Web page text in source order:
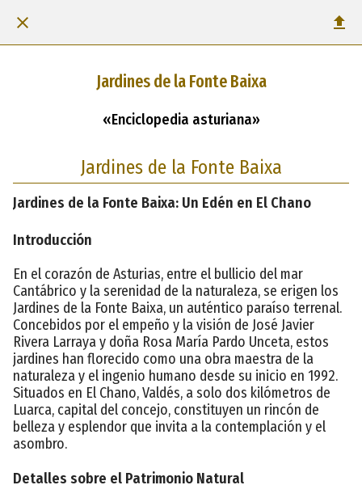
Jardines de la Fonte Baixa
«Enciclopedia asturiana»
Jardines de la Fonte Baixa
Jardines de la Fonte Baixa: Un Edén en El Chano
Introducción
En el corazón de Asturias, entre el bullicio del mar
Cantábrico y la serenidad de la naturaleza, se erigen los
Jardines de la Fonte Baixa, un auténtico paraíso terrenal.
Concebidos por el empeño y la visión de José Javier
Rivera Larraya y doña Rosa María Pardo Unceta, estos
jardines han florecido como una obra maestra de la
naturaleza y el ingenio humano desde su inicio en 1992.
Situados en El Chano, Valdés, a solo dos kilómetros de
Luarca, capital del concejo, constituyen un rincón de
belleza y esplendor que invita a la contemplación y el
asombro.
Detalles sobre el Patrimonio Natural